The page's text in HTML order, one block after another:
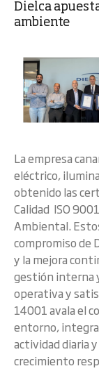
Dielca
ambiente
La empresa
eléctrico,
obtenido las
Calidad ISO
Ambiental.
compromiso de
y la mejora
gestión interna
operativa y
14001 avala el
entorno,
actividad diaria
crecimiento